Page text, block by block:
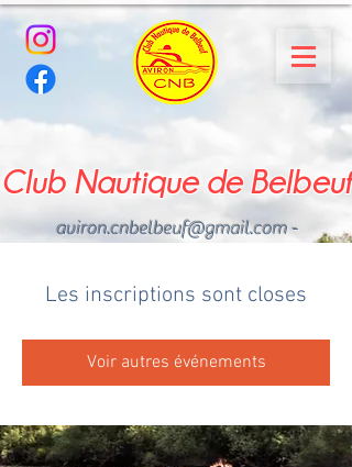
Club Nautique de Belbeuf
aviron.cnbelbeuf@gmail.com-
Les inscriptions sont closes
Voir autres événements